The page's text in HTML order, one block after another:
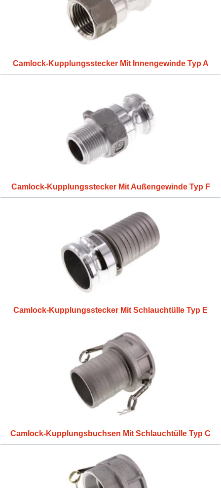
Camlock-Kupplungsstecker Mit Innengewinde Typ A
Camlock-Kupplungsstecker Mit Außengewinde Typ F
Camlock-Kupplungsstecker Mit Schlauchtülle Typ E
Camlock-Kupplungsbuchsen Mit Schlauchtülle Typ C